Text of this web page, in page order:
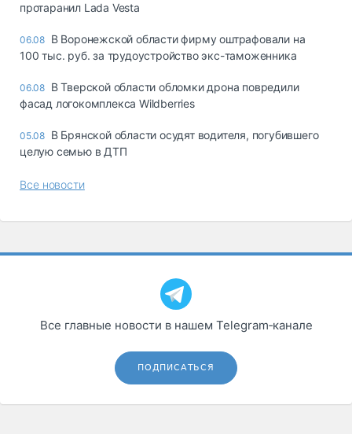
протаранил Lada Vesta
06.08 В Воронежской области фирму оштрафовали на
100 тыс. руб. за трудоустройство экс-таможенника
06.08 В Тверской области обломки дрона повредили
фасад логокомплекса Wildberries
05.08 В Брянской области осудят водителя, погубившего
целую семью в ДТП
Все новости
Все главные новости в нашем Telegram‑канале
ПОДПИСАТЬСЯ